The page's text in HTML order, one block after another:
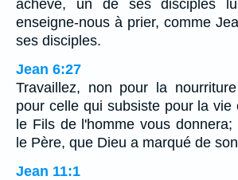
achevé, un de ses disciples
enseigne-nous à prier, comme
ses disciples.
Jean 6:27
Travaillez, non pour la
pour celle qui subsiste pour la vie
le Fils de l'homme vous
le Père, que Dieu a marqué de
Jean 11:1